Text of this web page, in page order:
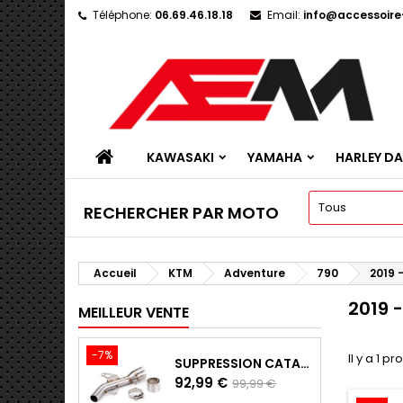
Téléphone: 06.69.46.18.18 Email:
KAWASAKI YAMAHA HARLEY
RECHERCHER PAR MOTO
Accueil KTM Adventure 790 2019
MEILLEUR VENTE
-7% SUPPRESSION CATALYSEUR EN INOX POUR KAWASAKI Z900 A2, Z900E ET Z900 (2017 - 2024)
Prix
92,99 € Prix
99,99 €
2019
Il y a 1